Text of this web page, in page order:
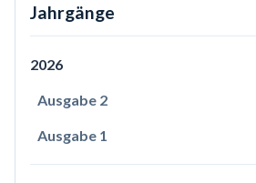
Jahrgänge
2026
Ausgabe 2
Ausgabe 1